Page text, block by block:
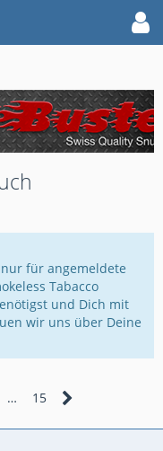
für angemeldete
Tabacco
und Dich mit
wir uns über Deine
… 15